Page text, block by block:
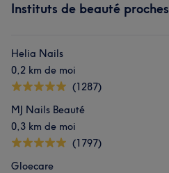
Instituts de beauté proches
Helia Nails
0,2 km de moi
(1287)
MJ Nails Beauté
0,3 km de moi
(1797)
Gloecare